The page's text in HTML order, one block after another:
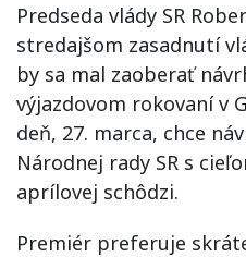
Predseda vlády SR
stredajšom zasadnutí
by sa mal zaoberať
výjazdovom rokovaní v
deň, 27. marca, chce
Národnej rady SR s
aprílovej schôdzi.
Premiér preferuje